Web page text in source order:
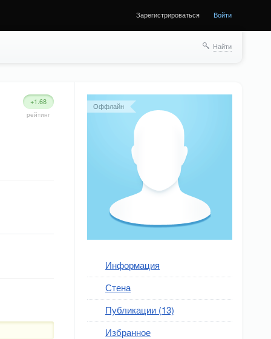
Зарегистрироваться Войти
Найти
Оффлайн
Информация
Стена
Публикации (13)
Избранное
+1.68
рейтинг